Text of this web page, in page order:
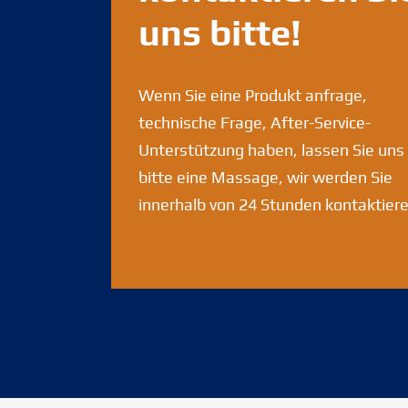
uns bitte!
Wenn Sie eine Produkt anfrage,
technische Frage, After-Service-
Unterstützung haben, lassen Sie uns
bitte eine Massage, wir werden Sie
innerhalb von 24 Stunden